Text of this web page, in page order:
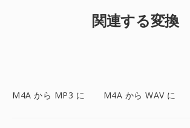
関連する変換
M4A から MP3 に M4A から WAV に